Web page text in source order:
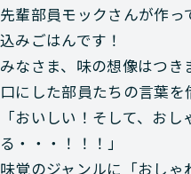
先輩部員モックさんが作っ
込みごはんです！
みなさま、味の想像はつき
口にした部員たちの言葉
「おいしい！そして、お
る・・・！！！」
味覚のジャンルに「おし